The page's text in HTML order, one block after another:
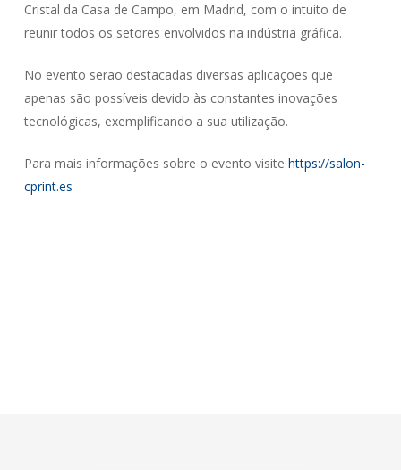
Cristal da Casa de Campo, em Madrid, com o intuito de
reunir todos os setores envolvidos na indústria gráfica.
No evento serão destacadas diversas aplicações que
apenas são possíveis devido às constantes inovações
tecnológicas, exemplificando a sua utilização.
Para mais informações sobre o evento visite https://salon-
cprint.es